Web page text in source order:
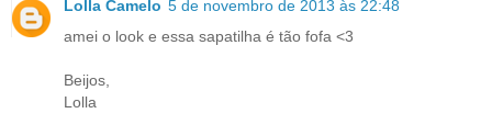
Lolla Camelo 5 de novembro de 2013 às 22:48
amei o look e essa sapatilha é tão fofa <3
Beijos,
Lolla